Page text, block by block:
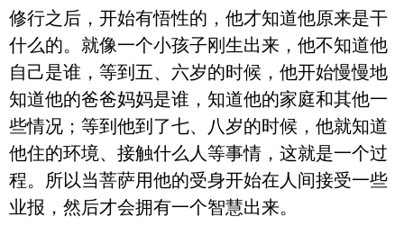
修行之后，开始有悟性的，他才知道他原来是干
什么的。就像一个小孩子刚生出来，他不知道他
自己是谁，等到五、六岁的时候，他开始慢慢地
知道他的爸爸妈妈是谁，知道他的家庭和其他一
些情况；等到他到了七、八岁的时候，他就知道
他住的环境、接触什么人等事情，这就是一个过
程。所以当菩萨用他的受身开始在人间接受一些
业报，然后才会拥有一个智慧出来。